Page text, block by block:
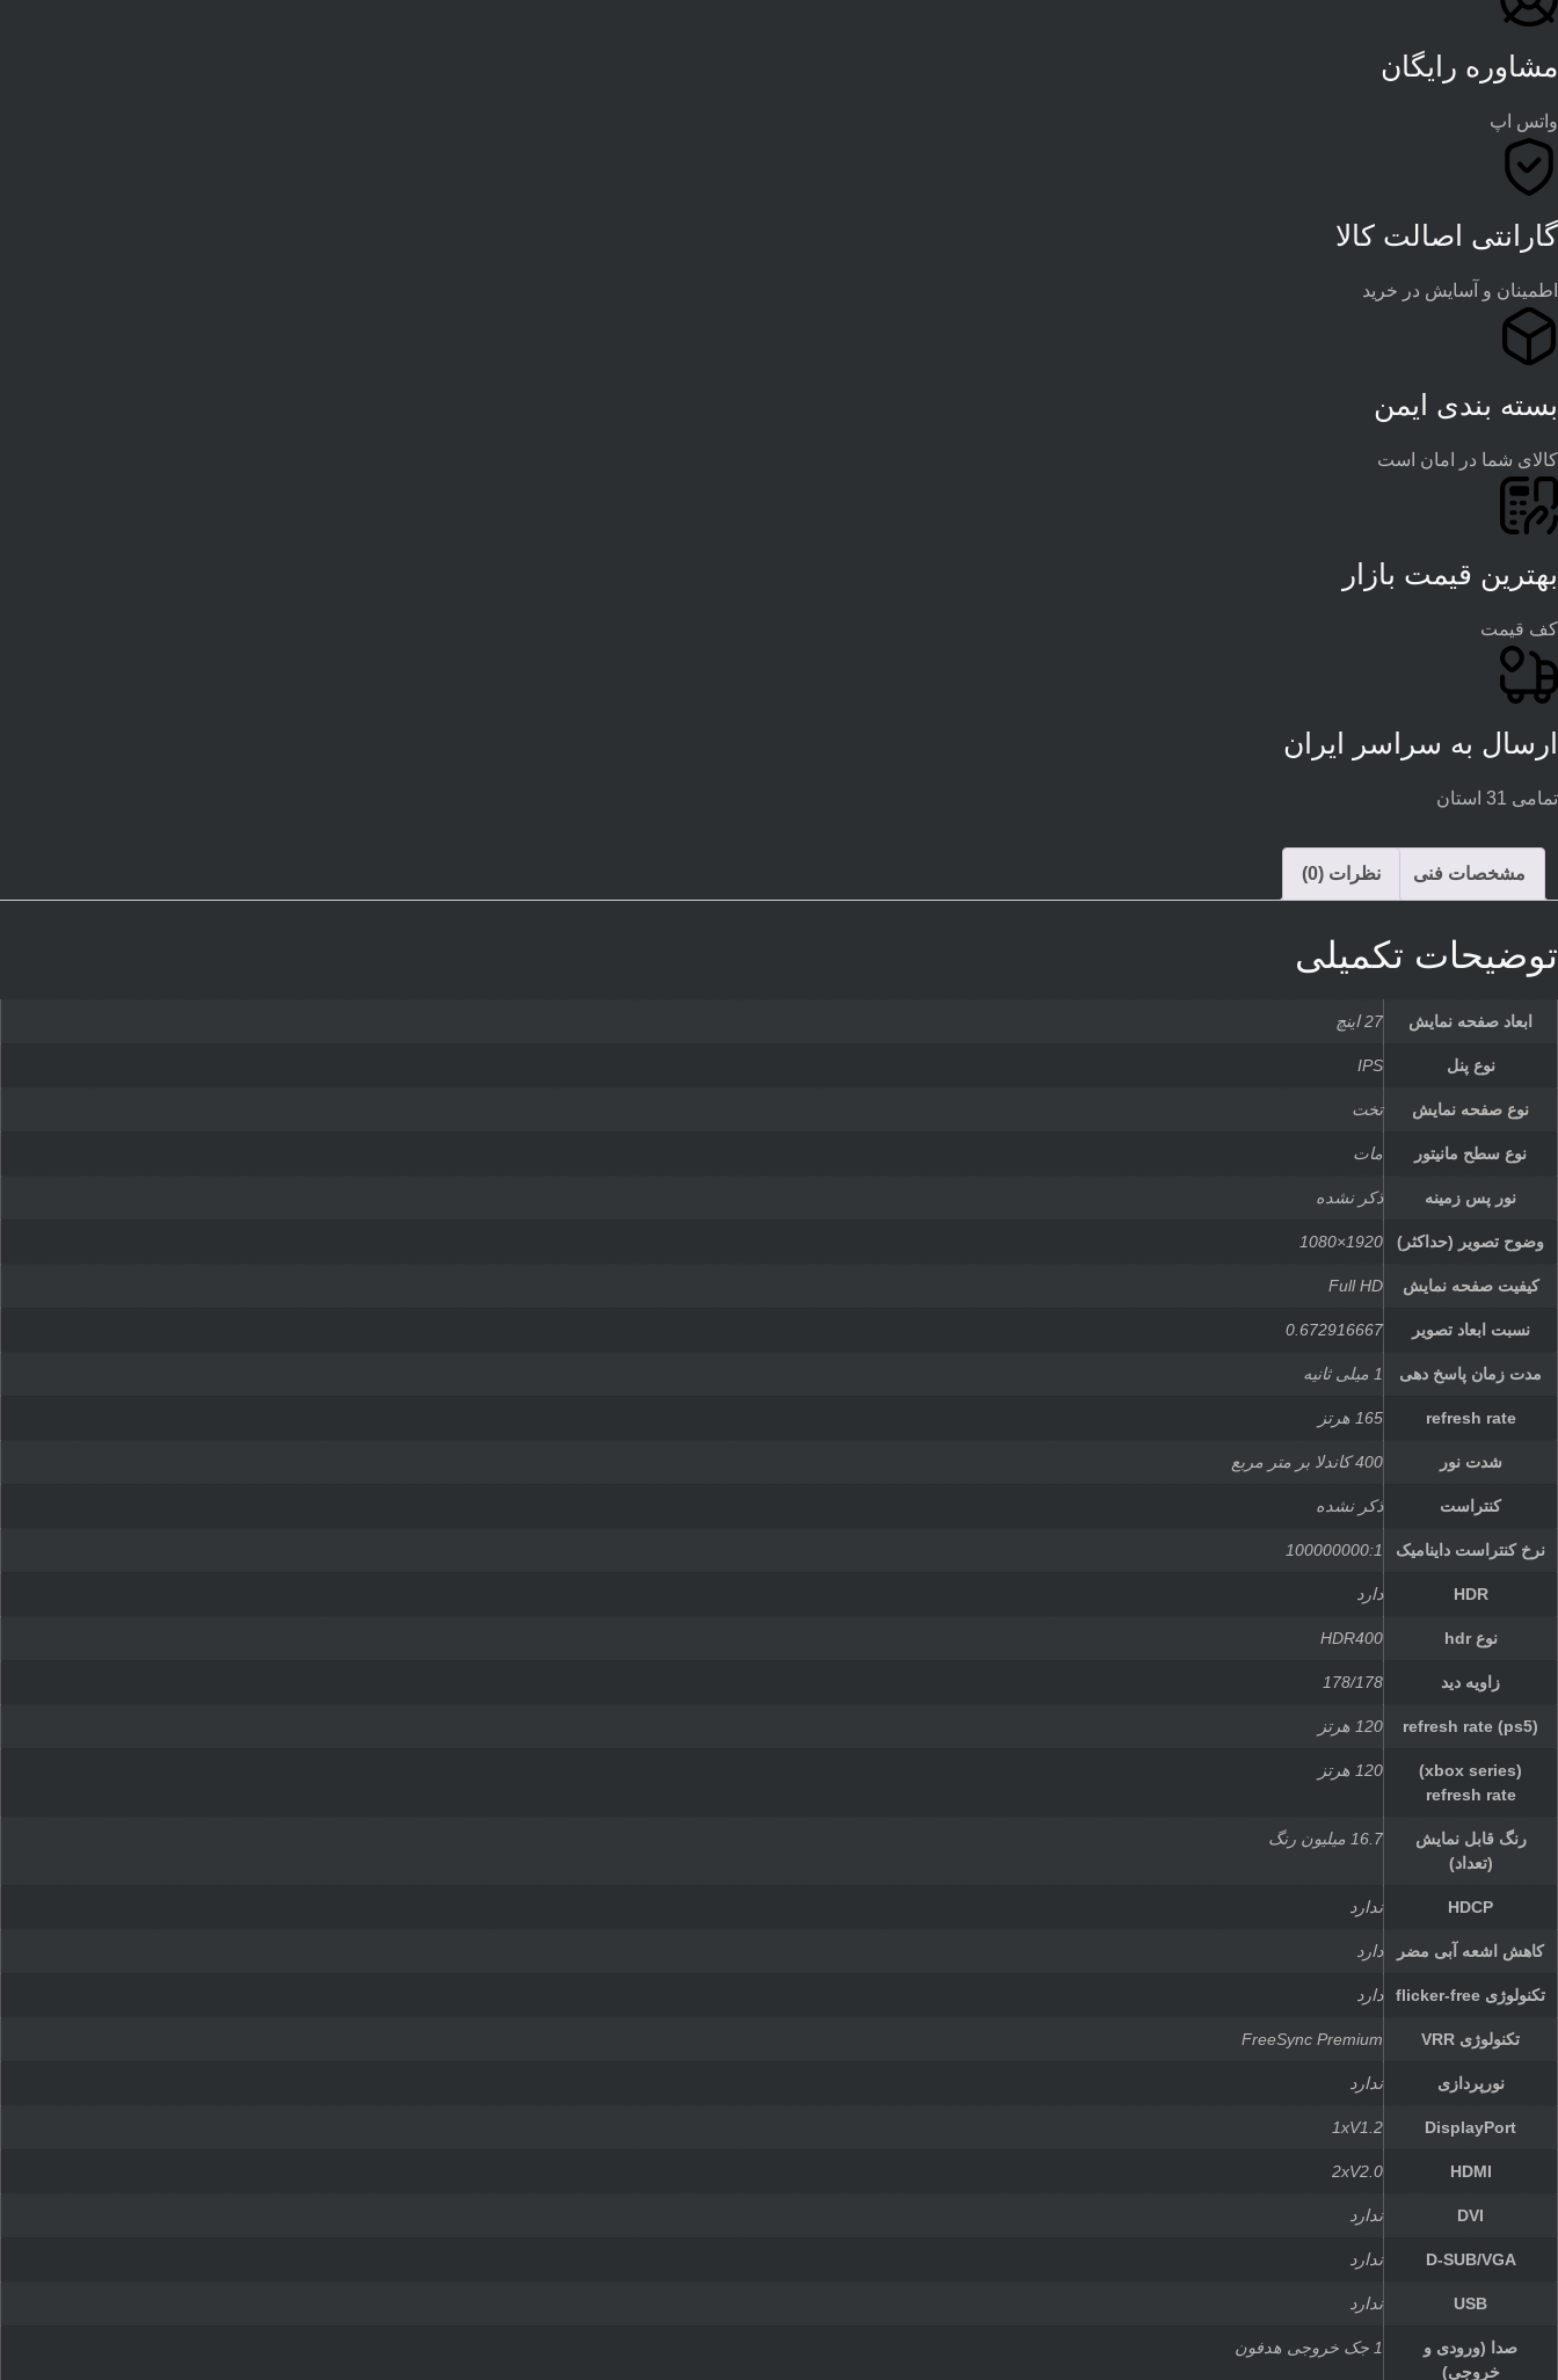
مشاوره رایگان
واتس اپ
گارانتی اصالت کالا
اطمینان و آسایش در خرید
بسته بندی ایمن
کالای شما در امان است
بهترین قیمت بازار
کف قیمت
ارسال به سراسر ایران
تمامی 31 استان
مشخصات فنی نظرات (0)
توضیحات تکمیلی
ابعاد صفحه نمایش 27 اینچ
نوع پنل IPS
نوع صفحه نمایش تخت
نوع سطح مانیتور مات
نور پس زمینه ذکر نشده
وضوح تصویر (حداکثر) 1920×1080
کیفیت صفحه نمایش Full HD
نسبت ابعاد تصویر 0.672916667
مدت زمان پاسخ دهی 1 میلی ثانیه
refresh rate 165 هرتز
شدت نور 400 کاندلا بر متر مربع
کنتراست ذکر نشده
نرخ کنتراست داینامیک 100000000:1
HDR دارد
نوع hdr HDR400
زاویه دید 178/178
refresh rate (ps5) 120 هرتز
(xbox series)
refresh rate
120 هرتز
رنگ قابل نمایش
(تعداد)
16.7 میلیون رنگ
HDCP ندارد
کاهش اشعه آبی مضر دارد
تکنولوژی flicker-free دارد
تکنولوژی VRR FreeSync Premium
نورپردازی ندارد
DisplayPort
1xV1.2
HDMI
2xV2.0
DVI ندارد
D-SUB/VGA ندارد
USB ندارد
صدا (ورودی و
خروجی)
1 جک خروجی هدفون